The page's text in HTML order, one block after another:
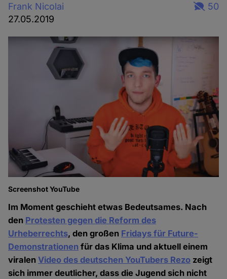
Frank Nicolai
27.05.2019
50
Screenshot YouTube
Im Moment geschieht etwas Bedeutsames. Nach
den Protesten gegen die Reform des
Urheberrechts, den großen Fridays für Future-
Demonstrationen für das Klima und aktuell einem
viralenVideo des deutschen YouTubers Rezo zeigt
sich immer deutlicher, dass die Jugend sich nicht